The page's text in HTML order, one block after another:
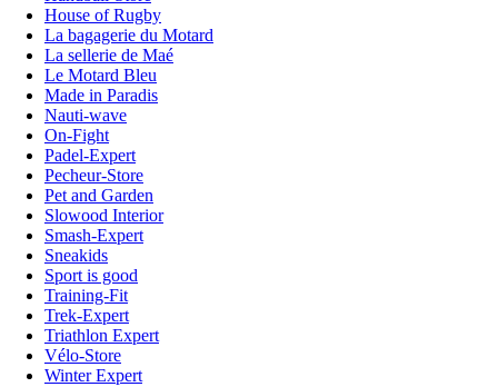
House of Rugby
La bagagerie du Motard
La sellerie de Maé
Le Motard Bleu
Made in Paradis
Nauti-wave
On-Fight
Padel-Expert
Pecheur-Store
Pet and Garden
Slowood Interior
Smash-Expert
Sneakids
Sport is good
Training-Fit
Trek-Expert
Triathlon Expert
Vélo-Store
Winter Expert